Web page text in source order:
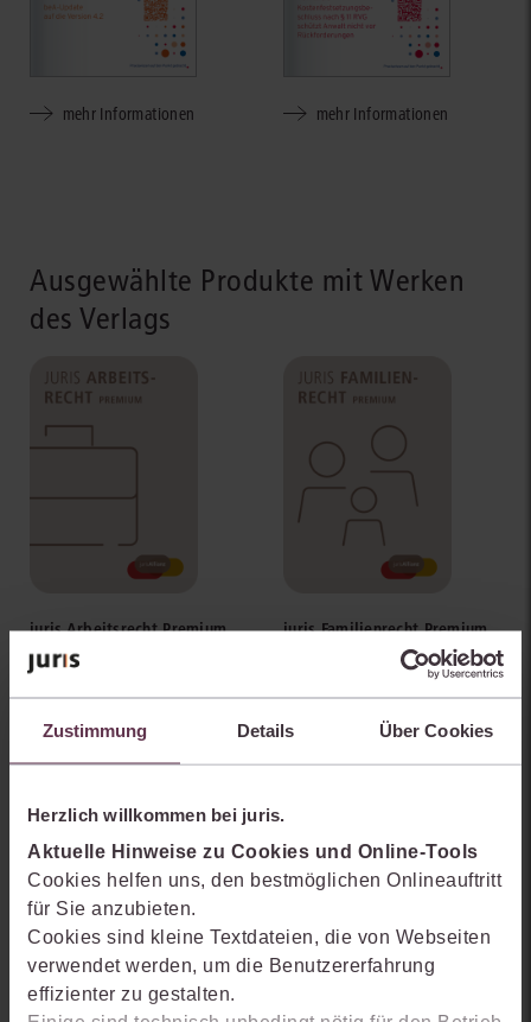
Zustimmung Details Über Cookies
Herzlich willkommen bei juris.
Aktuelle Hinweise zu Cookies und Online-Tools
Cookies helfen uns, den bestmöglichen Onlineauftritt
für Sie anzubieten.
Cookies sind kleine Textdateien, die von Webseiten
verwendet werden, um die Benutzererfahrung
effizienter zu gestalten.
mehr Informationen mehr Informationen
Ausgewählte Produkte mit Werken
des Verlags
juris Arbeitsrecht Premium
mehr Informationen
juris Familienrecht Premium
mehr Informationen